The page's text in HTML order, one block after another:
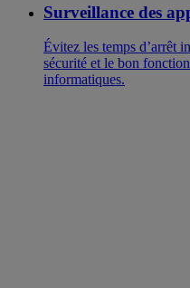
Surveillance des
Évitez les temps d’arrêt
sécurité et le bon
informatiques.